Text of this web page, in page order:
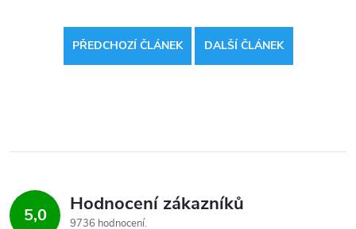
PŘEDCHOZÍ ČLÁNEK DALŠÍ ČLÁNEK
5,0 Hodnocení zákazníků
9736 hodnocení